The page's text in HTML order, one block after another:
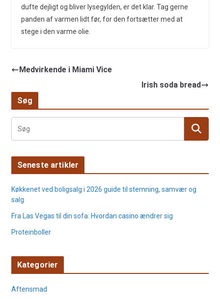
dufte dejligt og bliver lysegylden, er det klar. Tag gerne
panden af varmen lidt før, for den fortsætter med at
stege i den varme olie.
Medvirkende i Miami Vice
Irish soda bread
Søg
Seneste artikler
Køkkenet ved boligsalg i 2026 guide til stemning, samvær og
salg
Fra Las Vegas til din sofa: Hvordan casino ændrer sig
Proteinboller
Kategorier
Aftensmad